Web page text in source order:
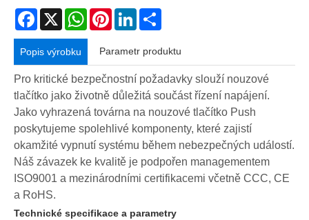
Facebook
X WhatsAppPinterestLinkedIn
Popis výrobku Parametr produktu
Pro kritické bezpečnostní požadavky slouží nouzové
tlačítko jako životně důležitá součást řízení napájení.
Jako vyhrazená továrna na nouzové tlačítko Push
poskytujeme spolehlivé komponenty, které zajistí
okamžité vypnutí systému během nebezpečných událostí.
Náš závazek ke kvalitě je podpořen managementem
ISO9001 a mezinárodními certifikacemi včetně CCC, CE
a RoHS.
Technické specifikace a parametry